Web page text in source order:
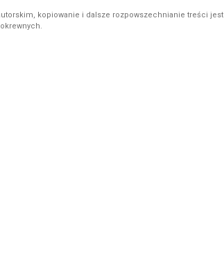
kopiowanie i dalsze rozpowszechnianie treści jest